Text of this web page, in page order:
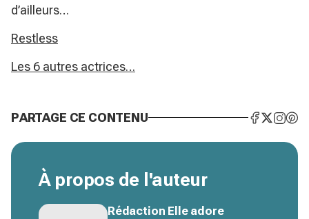
d’ailleurs…
Restless
Les 6 autres actrices…
PARTAGE CE CONTENU
À propos de l'auteur
Rédaction Elle adore